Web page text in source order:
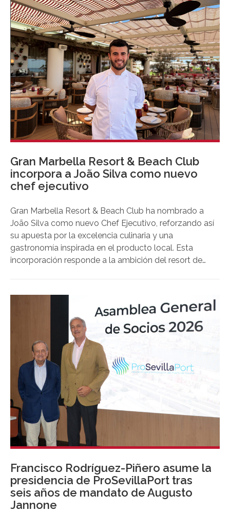
Gran Marbella Resort & Beach Club
incorpora a João Silva como nuevo
chef ejecutivo
Gran Marbella Resort & Beach Club ha nombrado a
João Silva como nuevo Chef Ejecutivo, reforzando así
su apuesta por la excelencia culinaria y una
gastronomía inspirada en el producto local. Esta
incorporación responde a la ambición del resort de
referentes de la hotelería de lujo en Marbella. Gran
Marbella Resort es la apertura más reciente del
portfolio de Iconic Hotels & Resorts, una colección
comprometida con ofrecer experiencias
excepcionales de estilo de vida y hospitalidad.
Francisco Rodríguez-Piñero asume la
presidencia de ProSevillaPort tras
seis años de mandato de Augusto
Jannone